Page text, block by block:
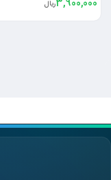
940,000ریال